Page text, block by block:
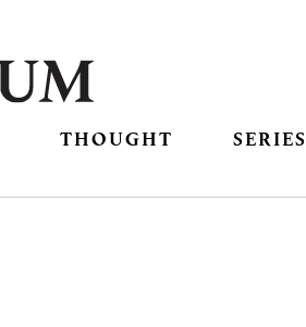
THOUGHT SERIES